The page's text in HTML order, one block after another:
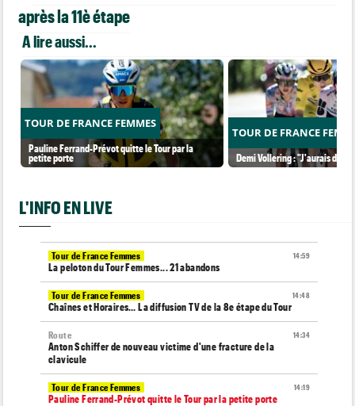
après la 11è étape
A lire aussi...
TOUR DE FRANCE FEMMES
Pauline Ferrand-Prévot quitte le Tour par la
petite porte
TOUR DE FRANCE
Demi Vollering : "J'aurais dû
L'INFO EN LIVE
14:59
Tour de France Femmes
La peloton du Tour Femmes... 21 abandons
14:48
Tour de France Femmes
Chaînes et Horaires… La diffusion TV de la 8e étape du Tour
14:34
Route
Anton Schiffer de nouveau victime d'une fracture de la
clavicule
14:19
Tour de France Femmes
Pauline Ferrand-Prévot quitte le Tour par la petite porte